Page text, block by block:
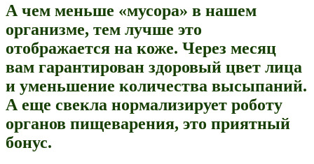
А чем меньше «мусора» в нашем
организме, тем лучше это
отображается на коже. Через месяц
вам гарантирован здоровый цвет лица
и уменьшение количества высыпаний.
А еще свекла нормализирует роботу
органов пищеварения, это приятный
бонус.